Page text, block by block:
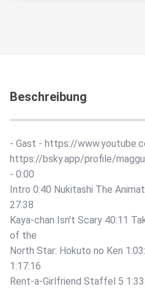
Beschreibung
- Gast - https://
https://bsky.app/profile/
- 0:00
Intro 0:40 Nukitashi The
27:38
Kaya-chan Isn't Scary 40:11
of the
North Star: Hokuto no Ken
1:17:16
Rent-a-Girlfriend Staffel 5